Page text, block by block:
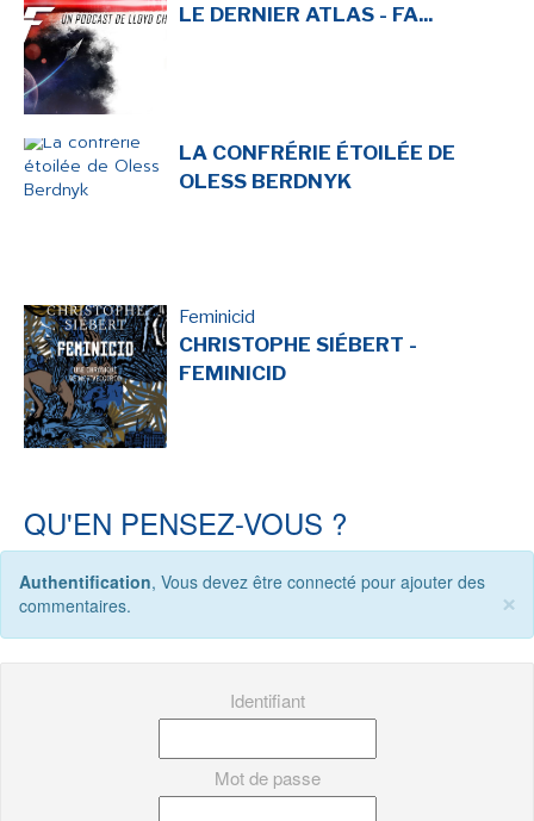
LE DERNIER ATLAS - FA...
LA CONFRÉRIE ÉTOILÉE DE
OLESS BERDNYK
Feminicid
CHRISTOPHE SIÉBERT -
FEMINICID
QU'EN PENSEZ-VOUS ?
Authentification, Vous devez être connecté pour ajouter des
commentaires.
×
Identifiant
Mot de passe